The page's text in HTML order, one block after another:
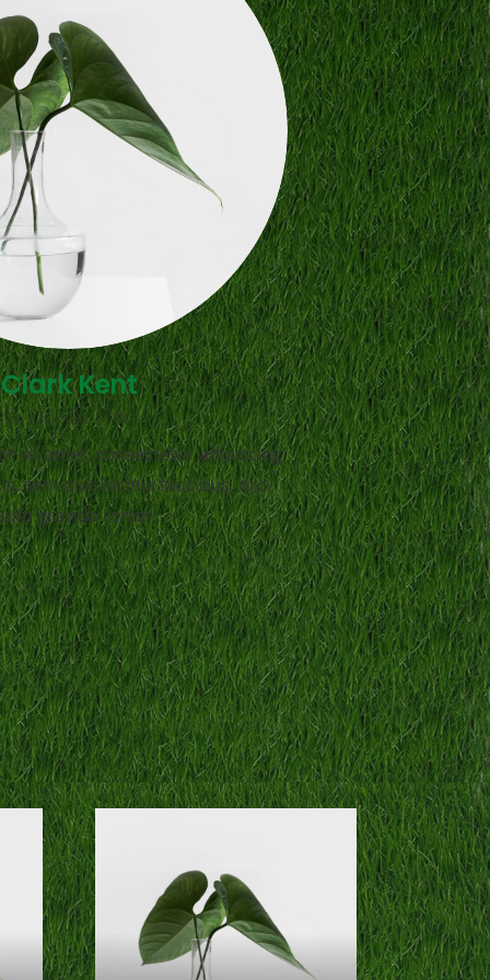
Clark Kent
Co-Founder / CTO
sit amet, consectetur adipiscing
sem quis lacinia faucibus, orci
gravida tortor.